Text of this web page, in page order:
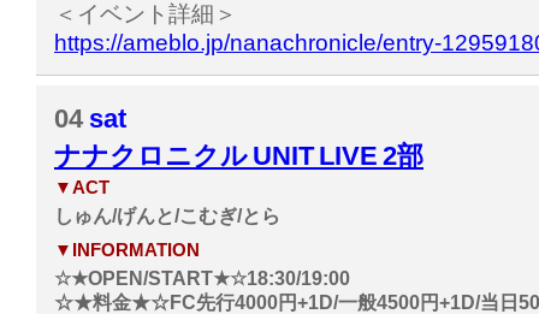
＜イベント詳細＞
https://ameblo.jp/nanachronicle/entry-
04 sat
ナナクロニクル UNIT LIVE 2部
▼ACT
しゅん/げんと/こむぎ/とら
▼INFORMATION
☆★OPEN/START★☆18:30/19:00
☆★料金★☆FC先行4000円+1D/一般4500円+1D/当日